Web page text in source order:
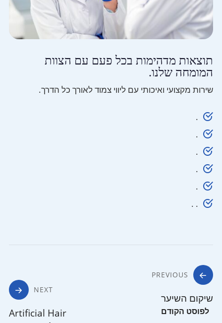
תוצאות מדהימות בכל פעם עם הצוות
המומחה שלנו.
שירות מקצועי ואיכותי עם ליווי צמוד לאורך כל הדרך.
.
.
.
.
.
. .
PREVIOUS
שיקום השיער
NEXT
Artificial Hair